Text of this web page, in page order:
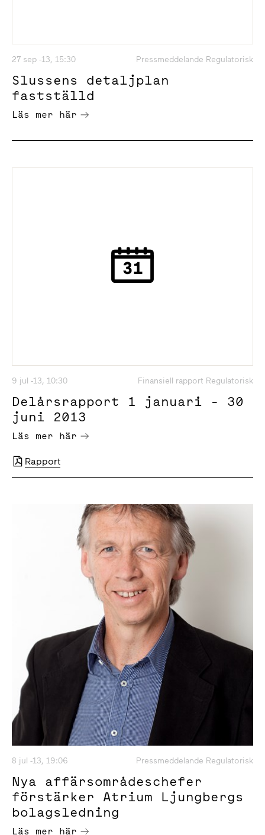
27 sep -13, 15:30 Pressmeddelande Regulatorisk
Slussens detaljplan
fastställd
Läs mer här
9 jul -13, 10:30 Finansiell rapport Regulatorisk
Delårsrapport 1 januari - 30
juni 2013
Läs mer här
Rapport
8 jul -13, 19:06 Pressmeddelande Regulatorisk
Nya affärsområdeschefer
förstärker Atrium Ljungbergs
bolagsledning
Läs mer här